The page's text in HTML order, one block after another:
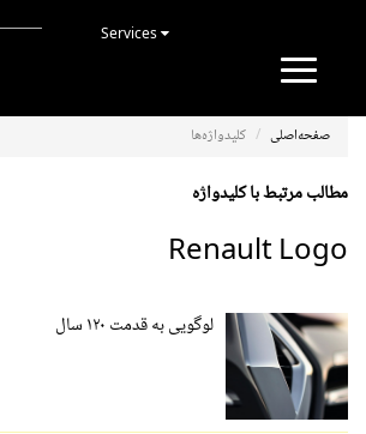
Toggle
صفحه‌اصلی کلیدواژه‌ها
مطالب مرتبط با کلیدواژه
Renault Logo
لوگویی به قدمت ۱۲۰ سال